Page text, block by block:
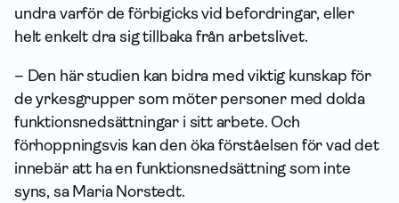
undra varför de förbigicks vid befordringar, eller
helt enkelt dra sig tillbaka från arbetslivet.
– Den här studien kan bidra med viktig kunskap för
de yrkesgrupper som möter personer med dolda
funktionsnedsättningar i sitt arbete. Och
förhoppningsvis kan den öka förståelsen för vad det
innebär att ha en funktionsnedsättning som inte
syns, sa Maria Norstedt.